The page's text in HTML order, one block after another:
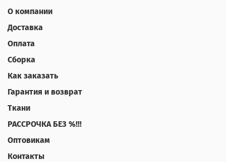
О компании
Доставка
Оплата
Сборка
Как заказать
Гарантия и возврат
Ткани
РАССРОЧКА БЕЗ %!!!
Оптовикам
Контакты